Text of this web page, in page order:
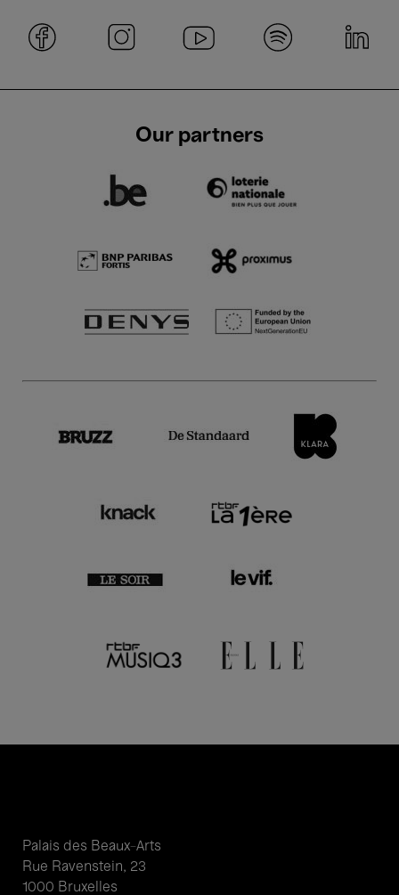
Our partners
Palais des Beaux-Arts
Rue Ravenstein, 23
1000 Bruxelles